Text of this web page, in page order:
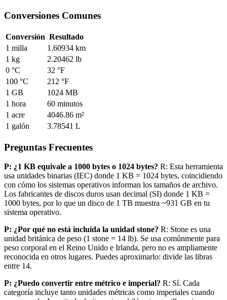
Conversiones Comunes
Conversión Resultado
1 milla
1.60934 km
1 kg
2.20462 lb
0 °C
32 °F
100 °C
212 °F
1 GB
1024 MB
1 hora
60 minutos
1 acre
4046.86 m²
1 galón
3.78541 L
Preguntas Frecuentes
P: ¿1 KB equivale a 1000 bytes o 1024 bytes? R: Esta herramienta
usa unidades binarias (IEC) donde 1 KB = 1024 bytes, coincidiendo
con cómo los sistemas operativos informan los tamaños de archivo.
Los fabricantes de discos duros usan decimal (SI) donde 1 KB =
1000 bytes, por lo que un disco de 1 TB muestra ~931 GB en tu
sistema operativo.
P: ¿Por qué no está incluida la unidad stone? R: Stone es una
unidad británica de peso (1 stone = 14 lb). Se usa comúnmente para
peso corporal en el Reino Unido e Irlanda, pero no es ampliamente
reconocida en otros lugares. Puedes aproximarlo: divide las libras
entre 14.
P: ¿Puedo convertir entre métrico e imperial? R: Sí. Cada
categoría incluye tanto unidades métricas como imperiales cuando